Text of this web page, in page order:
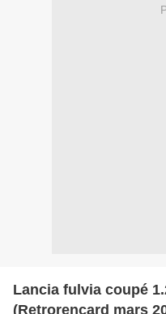
Lancia fulvia coupé
(Retrorencard mars